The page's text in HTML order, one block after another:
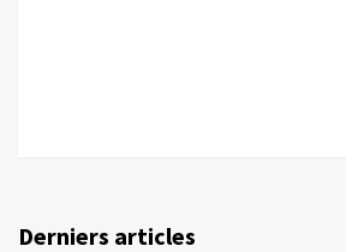
Derniers articles